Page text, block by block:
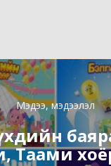
Мэдээ, мэдээлэл
Таами